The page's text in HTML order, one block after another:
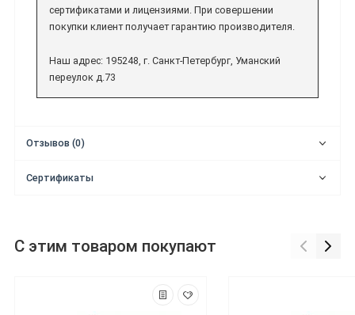
сертификатами и лицензиями. При совершении
покупки клиент получает гарантию производителя.
Наш адрес: 195248, г. Санкт-Петербург, Уманский
переулок д.73
Отзывов (0)
Сертификаты
С этим товаром покупают